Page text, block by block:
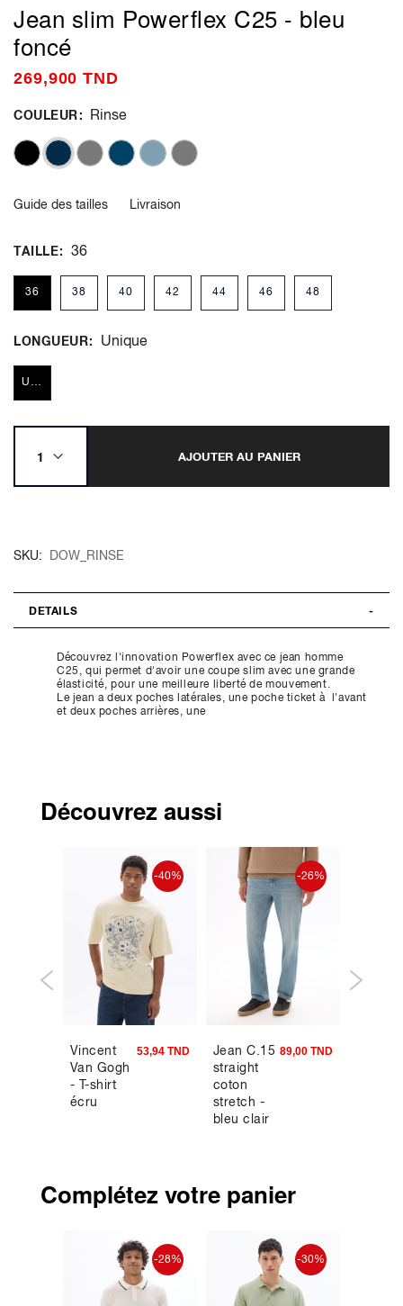
Jean slim Powerflex C25 - bleu
foncé
269,900 TND
COULEUR Rinse
Guide des tailles Livraison
TAILLE 36
36 38 40 42 44 46 48
LONGUEUR Unique
Unique
AJOUTER AU PANIER
SKU DOW_RINSE
DETAILS
Découvrez l'innovation Powerflex avec ce jean homme
C25, qui permet d'avoir une coupe slim avec une grande
élasticité, pour une meilleure liberté de mouvement.
Le jean a deux poches latérales, une poche ticket à l'avant
et deux poches arrières, une
Découvrez aussi
-40%
Vincent
Van Gogh
- T-shirt
écru
53,94 TND
-26%
Jean C.15
straight
coton
stretch -
bleu clair
89,00 TND
Complétez votre panier
-28% -30%